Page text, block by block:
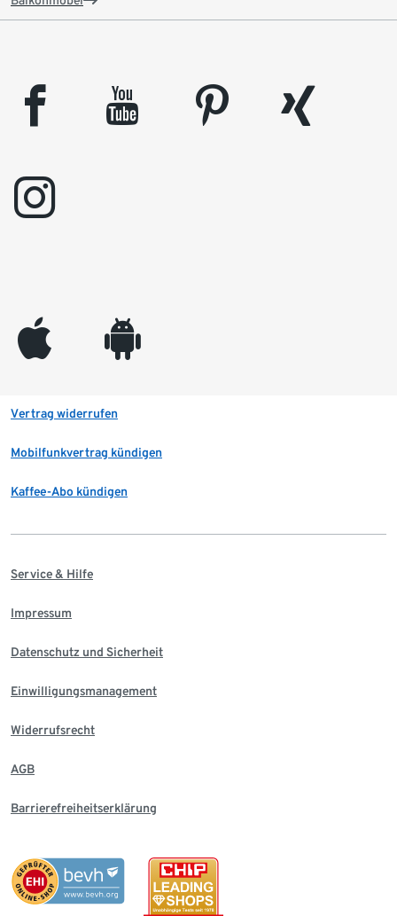
facebook youtube pinterest
xing
instagram
appleinc android
Vertrag widerrufen
Mobilfunkvertrag kündigen
Kaffee-Abo kündigen
Service & Hilfe
Impressum
Datenschutz und Sicherheit
Einwilligungsmanagement
Widerrufsrecht
AGB
Barrierefreiheitserklärung